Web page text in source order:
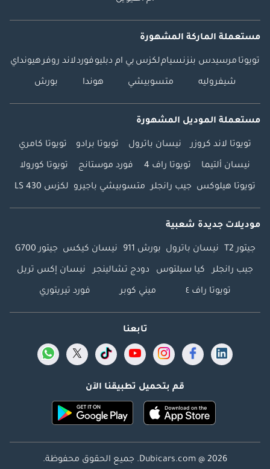
مستعملة الماركة المشهورة
تويوتا مرسيدس بنزنسياملكزس بي ام دبليوفوردلاند روفرهيونداي
شيفروليه متسوبيشي هوندا بورش
مستعملة الموديل المشهورة
تويوتا لاند كروزر نيسان باترول تويوتا برادو تويوتا كامري
نيسان ألتيما تويوتا راف 4 فورد موستانج تويوتا كورولا
تويوتا هيلوكس جيب رانجلر متسوبيشي باجيرو لكزس LS 430
موديلات جديدة شعبية
جيتور T2 نيسان باترول بورش 911 نيسان كيكس جيتور G700
جيب رانجلر كيا سيلتوس دودج تشالينجر نيسان إكس تريل
تويوتا راف ٤ ميني كوبر فورد تيريتوري
تابعنا
قم بتحميل تطبيقنا الآن
Dubicars.com @ 2026. جميع الحقوق محفوظة.